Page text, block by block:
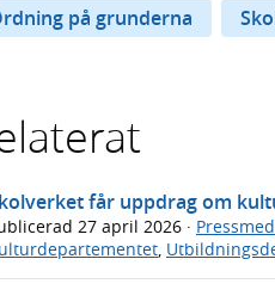
på grunderna
får uppdrag om
27 april 2026 ·